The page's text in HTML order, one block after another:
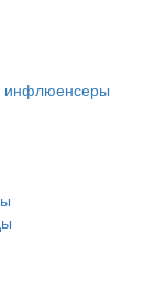
инфлюенсеры